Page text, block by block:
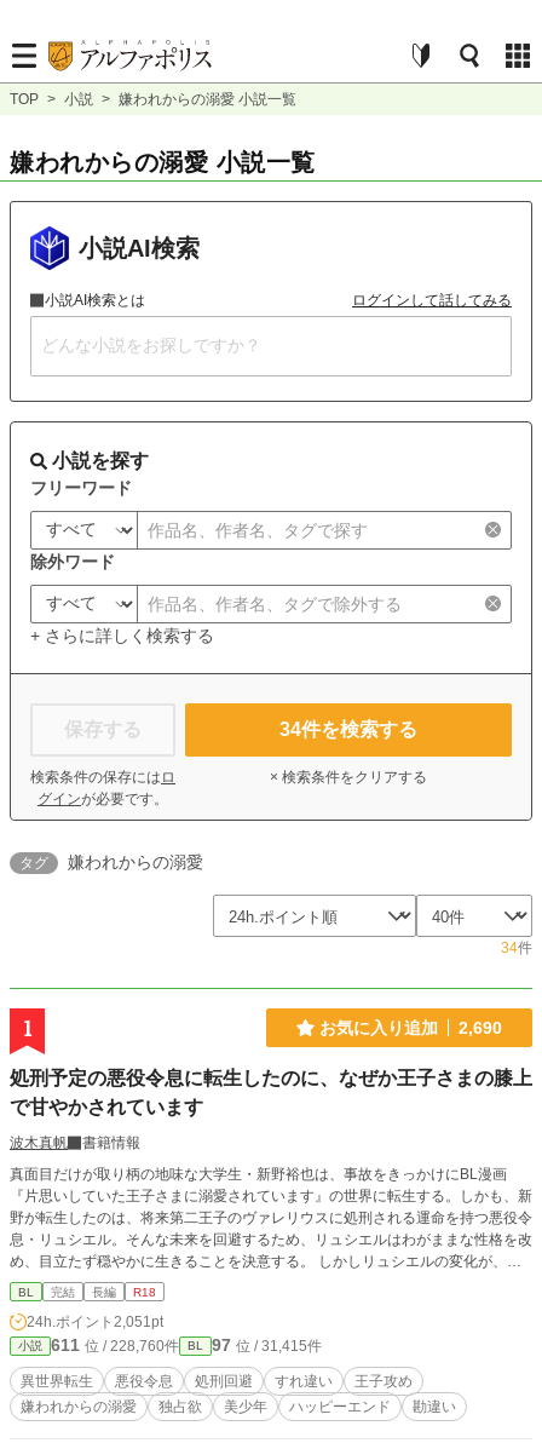
TOP > 小説 > 嫌われからの溺愛 小説一覧
嫌われからの溺愛 小説一覧
小説AI検索
小説AI検索とは ログインして話してみる
小説を探す
フリーワード
除外ワード
+ さらに詳しく検索する
保存する
検索条件の保存には ロ
グインが必要です。
34件を検索する
× 検索条件をクリアする
タグ 嫌われからの溺愛
34件
1 お気に入り追加 2,690
処刑予定の悪役令息に転生したのに、なぜか王子さまの膝上
で甘やかされています
波木真帆
書籍情報
真面目だけが取り柄の地味な大学生・新野裕也は、事故をきっかけにBL漫画
『片思いしていた王子さまに溺愛されています』の世界に転生する。しかも、新
野が転生したのは、将来第二王子のヴァレリウスに処刑される運命を持つ悪役令
息・リュシエル。そんな未来を回避するため、リュシエルはわがままな性格を改
め、目立たず穏やかに生きることを決意する。 しかしリュシエルの変化が、嫌
われていたはずの第二王子ヴァレリウスの関心を引いてしまう。関わらないよう
に、と願っていたはずなのに、なぜか少しずつ関係を変わっていって…… 処刑
エンド回避を目指す転生令息と、彼に惹かれていく王子のすれ違いから始まるハ
ッピーエンドなお話です。 R18には※つけます。
BL 完結 長編 R18
24h.ポイント 2,051pt
小説 611 位 / 228,760件 BL 97 位 / 31,415件
異世界転生 悪役令息 処刑回避 すれ違い
王子攻め
嫌われからの溺愛
独占欲 美少年 ハッピーエンド 勘違い